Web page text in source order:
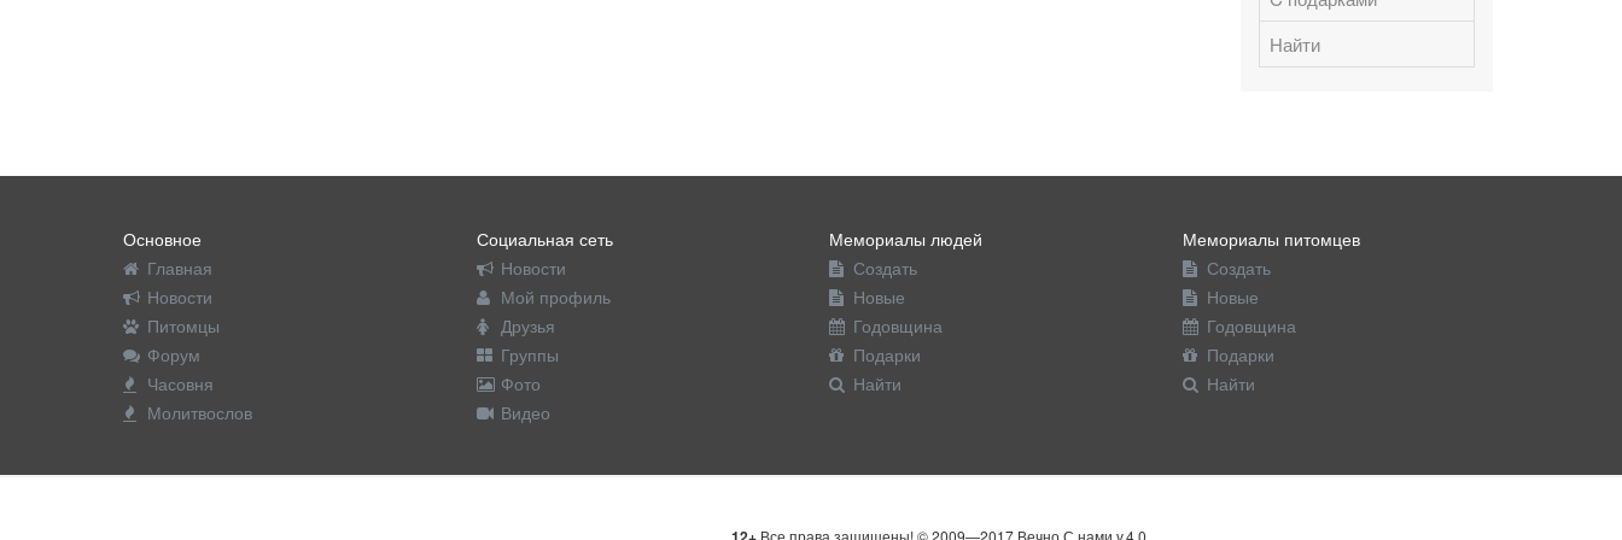
Найти
Основное
Главная
Новости
Питомцы
Форум
Часовня
Молитвослов
Социальная сеть
Новости
Мой профиль
Друзья
Группы
Фото
Видео
Мемориалы людей
Создать
Новые
Годовщина
Подарки
Найти
Мемориалы питомцев
Создать
Новые
Годовщина
Подарки
Найти